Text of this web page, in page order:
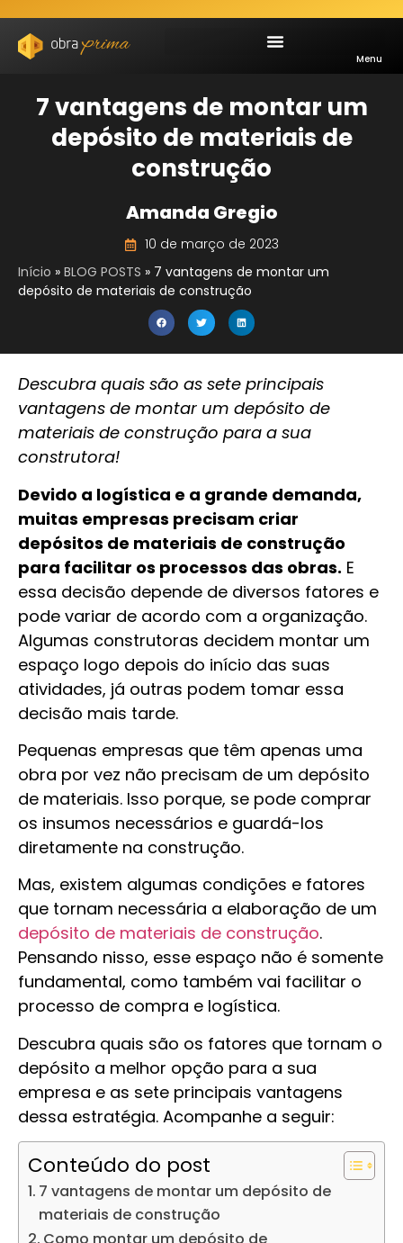
Menu
7 vantagens de montar um
depósito de materiais de
construção
Amanda Gregio
10 de março de 2023
Início » BLOG POSTS » 7 vantagens de montar um
depósito de materiais de construção
Descubra quais são as sete principais
vantagens de montar um depósito de
materiais de construção para a sua
construtora!
Devido a logística e a grande demanda,
muitas empresas precisam criar
depósitos de materiais de construção
para facilitar os processos das obras. E
essa decisão depende de diversos fatores e
pode variar de acordo com a organização.
Algumas construtoras decidem montar um
espaço logo depois do início das suas
atividades, já outras podem tomar essa
decisão mais tarde.
Pequenas empresas que têm apenas uma
obra por vez não precisam de um depósito
de materiais. Isso porque, se pode comprar
os insumos necessários e guardá-los
diretamente na construção.
Mas, existem algumas condições e fatores
que tornam necessária a elaboração de um
depósito de materiais de construção.
Pensando nisso, esse espaço não é somente
fundamental, como também vai facilitar o
processo de compra e logística.
Descubra quais são os fatores que tornam o
depósito a melhor opção para a sua
empresa e as sete principais vantagens
dessa estratégia. Acompanhe a seguir:
Conteúdo do post
7 vantagens de montar um depósito de
materiais de construção